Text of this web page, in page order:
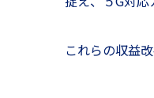
これらの収益